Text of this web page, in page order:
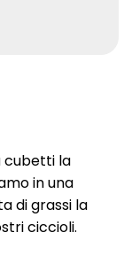
cubetti la
in una
di grassi la
ciccioli.